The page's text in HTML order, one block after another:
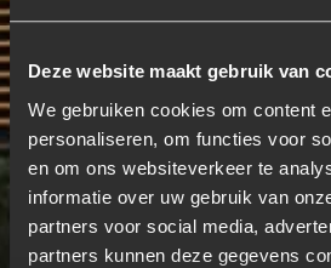
Deze website maakt gebruik van
We gebruiken cookies om content
personaliseren, om functies voor
en om ons websiteverkeer te
informatie over uw gebruik van
partners voor social media,
partners kunnen deze gegevens